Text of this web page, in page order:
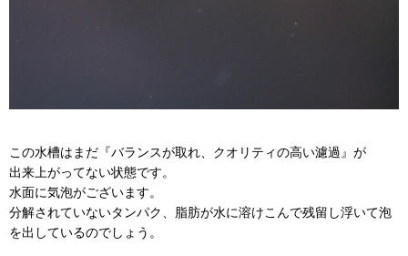
この水槽はまだ『バランスが取れ、クオリティの高い濾過』が
出来上がってない状態です。
水面に気泡がございます。
分解されていないタンパク、脂肪が水に溶けこんで残留し浮いて泡
を出しているのでしょう。